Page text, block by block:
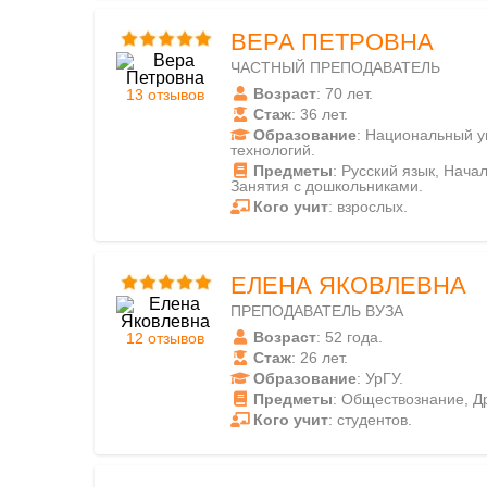
13 отзывов
ВЕРА ПЕТРОВНА
ЧАСТНЫЙ ПРЕПОДАВАТЕЛЬ
Возраст: 70 лет.
Стаж: 36 лет.
Образование: Национальный
технологий.
Предметы: Русский язык,
Занятия с дошкольниками.
Кого учит: взрослых.
12 отзывов
ЕЛЕНА ЯКОВЛЕВНА
ПРЕПОДАВАТЕЛЬ ВУЗА
Возраст: 52 года.
Стаж: 26 лет.
Образование: УрГУ.
Предметы: Обществознание,
Кого учит: студентов.